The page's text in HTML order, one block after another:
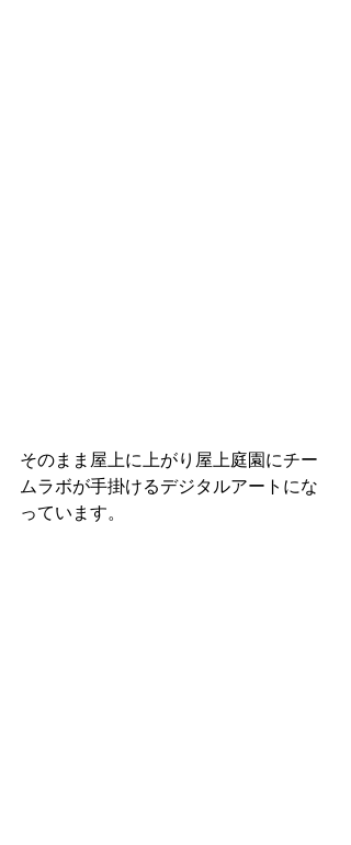
そのまま屋上に上がり屋上庭園にチー
ムラボが手掛けるデジタルアートにな
っています。